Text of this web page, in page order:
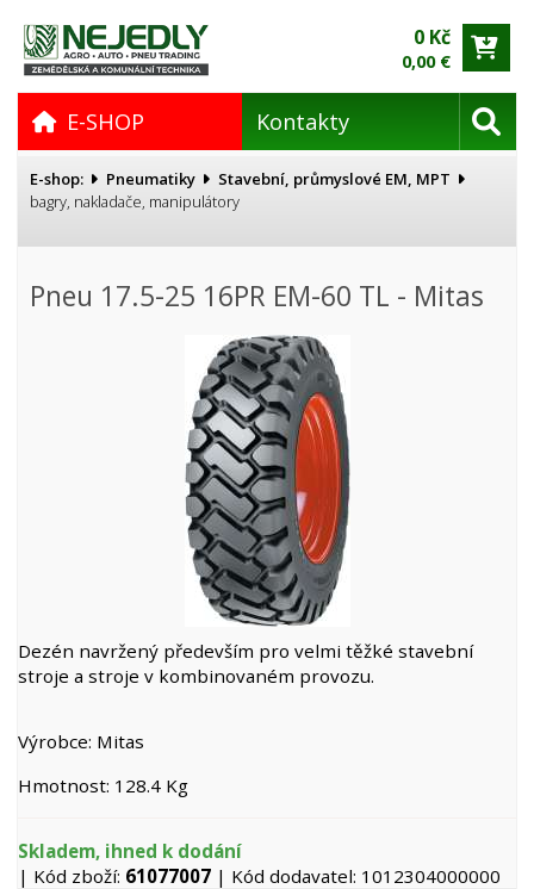
0 Kč
0,00 €
E-SHOP Kontakty
E-shop: Pneumatiky
Stavební, průmyslové EM, MPT
bagry, nakladače, manipulátory
Pneu 17.5-25 16PR EM-60 TL - Mitas
Dezén navržený především pro velmi těžké stavební
stroje a stroje v kombinovaném provozu.
Výrobce: Mitas
Hmotnost: 128.4 Kg
Skladem, ihned k dodání
| Kód zboží: 61077007 | Kód dodavatel: 1012304000000